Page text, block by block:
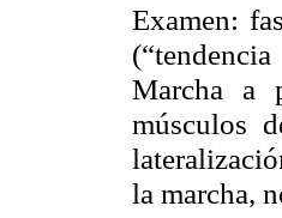
Examen:
(“tendencia
Marcha a
músculos
la marcha,